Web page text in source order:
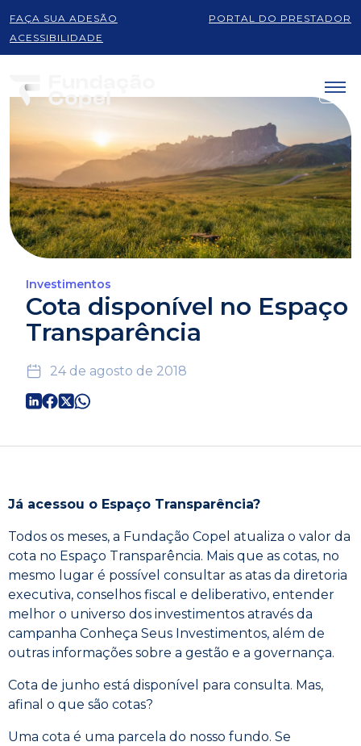
FAÇA SUA ADESÃO
PORTAL DO PRESTADOR
ACESSIBILIDADE
Investimentos
Cota disponível no Espaço
Transparência
24 de agosto de 2018
Já acessou o Espaço Transparência?
Todos os meses, a Fundação Copel atualiza o valor da
cota no Espaço Transparência. Mais que as cotas, no
mesmo lugar é possível consultar as atas da diretoria
executiva, conselhos fiscal e deliberativo, entender
melhor o universo dos investimentos através da
campanha Conheça Seus Investimentos, além de
outras informações sobre a gestão e a governança.
Cota de junho está disponível para consulta. Mas,
afinal o que são cotas?
Uma cota é uma parcela do nosso fundo. Se